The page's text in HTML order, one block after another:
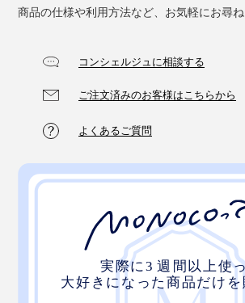
だし酢、だし醤油、砂糖で、風味豊か
がたっぷり利いたタコとキュウリの
商品の仕様や利用方法など、お気軽にお尋ね
コンシェルジュに相談する
ご注文済みのお客様はこちらから
よくあるご質問